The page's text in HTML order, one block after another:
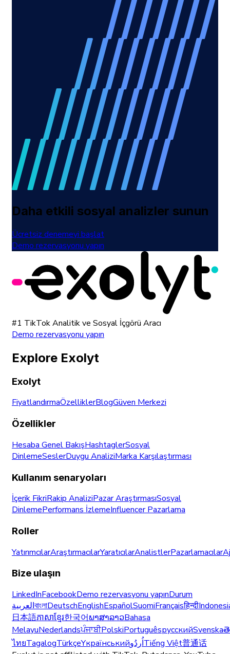
Daha etkili sosyal analizler sunun
Ücretsiz denemeyi başlat
Demo rezervasyonu yapın
#1 TikTok Analitik ve Sosyal İçgörü Aracı
Demo rezervasyonu yapın
Explore Exolyt
Exolyt
FiyatlandırmaÖzelliklerBlogGüven Merkezi
Özellikler
Hesaba Genel BakışHashtaglerSosyal
DinlemeSeslerDuygu AnaliziMarka Karşılaştırması
Kullanım senaryoları
İçerik FikriRakip AnaliziPazar AraştırmasıSosyal
DinlemePerformans İzlemeInfluencer Pazarlama
Roller
YatırımcılarAraştırmacılarYaratıcılarAnalistlerPazarlamacılar
Bize ulaşın
LinkedInFacebookDemo rezervasyonu yapınDurum
العربيةবাংলাDeutschEnglishEspañolSuomiFrançaisहिन्दी
日本語ភាសាខ្មែរ한국어ພາສາລາວBahasa
MelayuNederlandsਪੰਜਾਬੀPolskiPortuguêsрусскийSvenska
ไทยTagalogTürkçeYкраїнськийاُردُوTiếng Việt普通话